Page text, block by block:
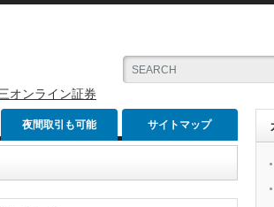
オンライン証券
夜間取引も可能 サイトマップ